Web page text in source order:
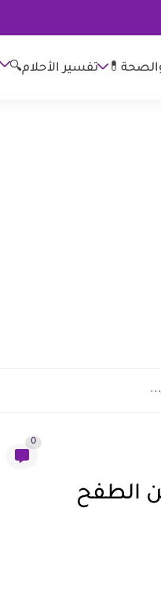
تفسير الأحلام🔍
0
الطفح